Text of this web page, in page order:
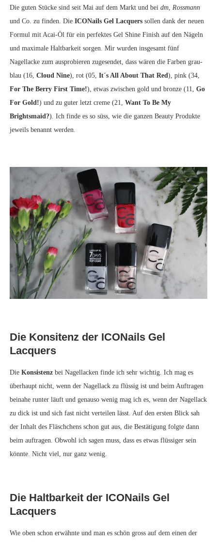
Die guten Stücke sind seit Mai auf dem Markt und bei dm Rossmann
und Co. zu finden. Die ICONails Gel Lacquers sollen dank der neuen
Formul mit Acai-Öl für ein perfektes Gel Shine Finish auf den Nägeln
und maximale Haltbarkeit sorgen. Mir wurden insgesamt fünf
Nagellacke zum ausprobieren zugesendet, dass wären die Farben grau-
blau (16, Cloud Nine), rot (05, It´s All About That Red ), pink (34,
For The Berry First Time!), etwas zwischen gold und bronze (11, Go
For Gold!) und zu guter letzt creme (21, Want To Be My
Brightsmaid?). Ich finde es so süss, wie die ganzen Beauty Produkte
jeweils benannt werden.
Die Konsitenz der ICONails Gel
Lacquers
Die Konsistenz bei Nagellacken finde ich sehr wichtig. Ich mag es
überhaupt nicht, wenn der Nagellack zu flüssig ist und beim Auftragen
beinahe runter läuft und genauso wenig mag ich es, wenn der Nagellack
zu dick ist und sich fast nicht verteilen lässt. Auf den ersten Blick sah
der Inhalt des Fläschchens schon gut aus, die Bestätigung folgte dann
beim auftragen. Obwohl ich sagen muss, dass es etwas flüssiger sein
könnte. Nicht viel, nur ganz wenig.
Die Haltbarkeit der ICONails Gel
Lacquers
Wie oben schon erwähnte und man es schön gross auf dem einen der